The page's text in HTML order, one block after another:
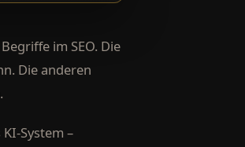
im SEO. Die
Die anderen
System –